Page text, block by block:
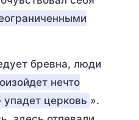
бревна, люди
нечто
церковь ».